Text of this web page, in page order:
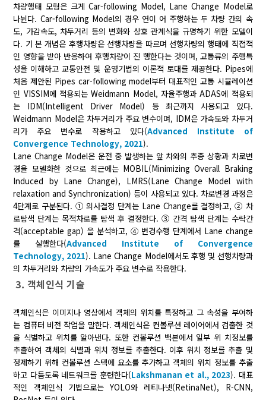
차량행태 모형은 크게 Car-following Model, Lane Change Model로
나뉜다. Car-following Model의 경우 연이 어 주행하는 두 차량 간의 속
도, 가감속도, 차두거리 등의 변화와 상호 관계식을 규명하기 위한 모델이
다. 기 본 개념은 후행차량은 선행차량을 따르며 선행차량의 행태에 직접적
인 영향을 받아 반응하여 후행차량이 진 행한다는 것이며, 교통류의 주행특
성을 이해하고 교통안전 및 운영기법의 이론적 토대를 제공한다. Pipes에
처음 제안된 Pipes car-following model부터 대표적인 교통 시뮬레이션
인 VISSIM에 적용되는 Weidmann Model, 자율주행과 ADAS에 적용되
는 IDM(Intelligent Driver Model) 등 최근까지 사용되고 있다.
Weidmann Model은 차두거리가 주요 변수이며, IDM은 가속도와 차두거
리가 주요 변수로 작용하고 있다(Advanced Institute of
Convergence Technology, 2021).
Lane Change Model은 운전 중 발생하는 앞 차와의 추종 상황과 차로변
경을 모델화한 것으로 최근에는 MOBIL(Minimizing Overall Braking
Induced by Lane Change), LMRS(Lane Change Model with
relaxation and Synchronization) 등이 사용되고 있다. 차로변경 과정은
4단계로 구분된다. ① 의사결정 단계는 Lane Change를 결정하고, ② 차
로탐색 단계는 목적차로를 탐색 후 결정한다. ③ 간격 탐색 단계는 수락간
격(acceptable gap) 을 분석하고, ④ 변경수행 단계에서 Lane change
를 실행한다(Advanced Institute of Convergence
Technology, 2021). Lane Change Model에서도 후행 및 선행차량과
의 차두거리와 차량의 가속도가 주요 변수로 작용한다.
3. 객체인식 기술
객체인식은 이미지나 영상에서 객체의 위치를 특정하고 그 속성을 부여하
는 컴퓨터 비전 작업을 말한다. 객체인식은 컨볼루션 레이어에서 검출한 것
을 식별하고 위치를 알아낸다. 또한 컨볼루션 백본에서 일부 위 치정보를
추출하여 객체의 식별과 위치 정보를 추출한다. 이후 위치 정보를 추출 및
정제하기 위해 컨볼루션 스텍에 요소를 추가하고 객체의 위치 정보를 추출
하고 다듬도록 네트워크를 훈련한다(Lakshmanan et al., 2023). 대표
적인 객체인식 기법으로는 YOLO와 레티나넷(RetinaNet), R-CNN,